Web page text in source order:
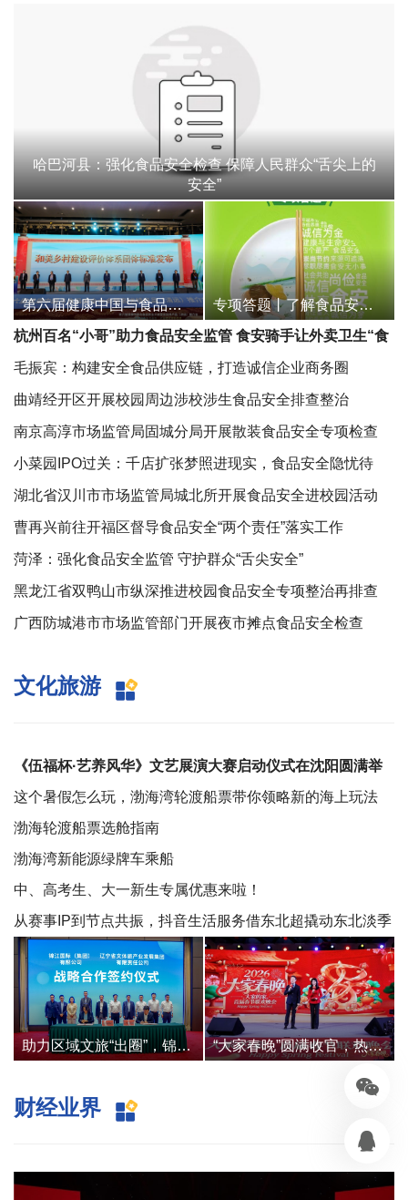
哈巴河县：强化食品安全检查 保障人民群众“舌尖上的
安全”
第六届健康中国与食品安全发展大会在广东清远召开
专项答题丨了解食品安全知识，提升食品安全素养
杭州百名“小哥”助力食品安全监管 食安骑手让外卖卫生“食
不相瞒”
毛振宾：构建安全食品供应链，打造诚信企业商务圈
曲靖经开区开展校园周边涉校涉生食品安全排查整治
南京高淳市场监管局固城分局开展散装食品安全专项检查
小菜园IPO过关：千店扩张梦照进现实，食品安全隐忧待
解？
湖北省汉川市市场监管局城北所开展食品安全进校园活动
曹再兴前往开福区督导食品安全“两个责任”落实工作
菏泽：强化食品安全监管 守护群众“舌尖安全”
黑龙江省双鸭山市纵深推进校园食品安全专项整治再排查
广西防城港市市场监管部门开展夜市摊点食品安全检查
文化旅游
《伍福杯·艺养风华》文艺展演大赛启动仪式在沈阳圆满举
行
这个暑假怎么玩，渤海湾轮渡船票带你领略新的海上玩法
渤海轮渡船票选舱指南
渤海湾新能源绿牌车乘船
中、高考生、大一新生专属优惠来啦！
从赛事IP到节点共振，抖音生活服务借东北超撬动东北淡季
消费
助力区域文旅“出圈”，锦江加码酒旅融合布局 “大家春晚”圆满收官，热情点亮北国团圆夜
财经业界